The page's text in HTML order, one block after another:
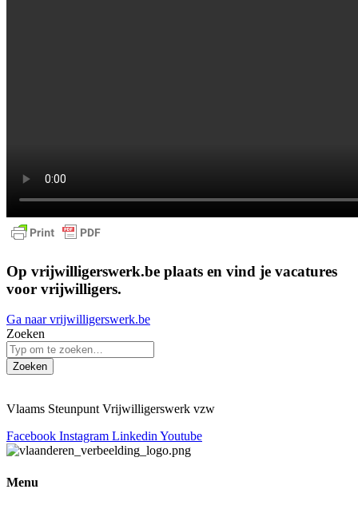
Op vrijwilligerswerk.be plaats en vind je vacatures
voor vrijwilligers.
Ga naar vrijwilligerswerk.be
Zoeken
Zoeken
Vlaams Steunpunt Vrijwilligerswerk vzw
Facebook Instagram Linkedin Youtube
Menu